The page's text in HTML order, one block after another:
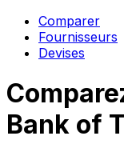
Comparer
Fournisseurs
Devises
Bank of